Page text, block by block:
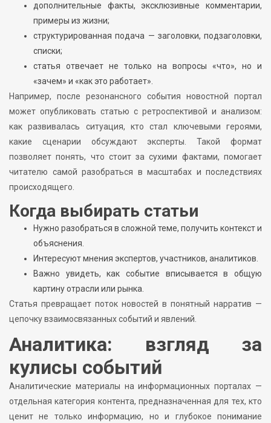
дополнительные факты, эксклюзивные комментарии,
примеры из жизни;
структурированная подача — заголовки, подзаголовки,
списки;
статья отвечает не только на вопросы «что», но и
«зачем» и «как это работает».
Например, после резонансного события новостной портал
может опубликовать статью с ретроспективой и анализом:
как развивалась ситуация, кто стал ключевыми героями,
какие сценарии обсуждают эксперты. Такой формат
позволяет понять, что стоит за сухими фактами, помогает
читателю самой разобраться в масштабах и последствиях
происходящего.
Когда выбирать статьи
Нужно разобраться в сложной теме, получить контекст и
объяснения.
Интересуют мнения экспертов, участников, аналитиков.
Важно увидеть, как событие вписывается в общую
картину отрасли или рынка.
Статья превращает поток новостей в понятный нарратив —
цепочку взаимосвязанных событий и явлений.
Аналитика: взгляд за
кулисы событий
Аналитические материалы на информационных порталах —
отдельная категория контента, предназначенная для тех, кто
ценит не только информацию, но и глубокое понимание